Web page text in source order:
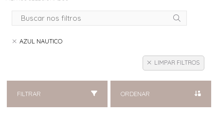
AZUL NAUTICO
LIMPAR FILTROS
FILTRAR ORDENAR